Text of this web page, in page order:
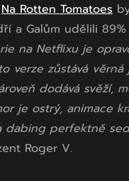
Na Rotten Tomatoes
a Galům udělili
na Netflixu je
verze zůstává věrná
dodává svěží,
je ostrý, animace
dabing perfektně
Roger V.